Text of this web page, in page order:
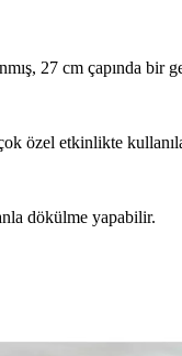
27 cm çapında bir
özel etkinlikte
dökülme yapabilir.